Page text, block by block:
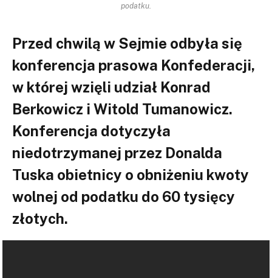
podatku.
Przed chwilą w Sejmie odbyła się
konferencja prasowa Konfederacji,
w której wzięli udział Konrad
Berkowicz i Witold Tumanowicz.
Konferencja dotyczyła
niedotrzymanej przez Donalda
Tuska obietnicy o obniżeniu kwoty
wolnej od podatku do 60 tysięcy
złotych.